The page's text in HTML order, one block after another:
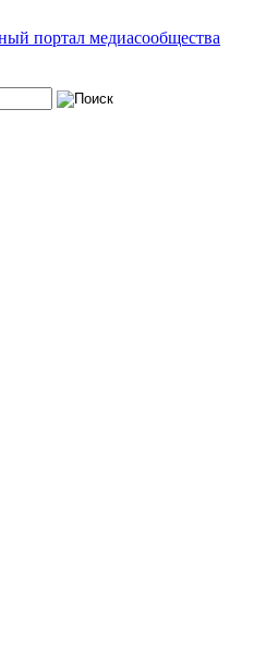
портал медиасообщества